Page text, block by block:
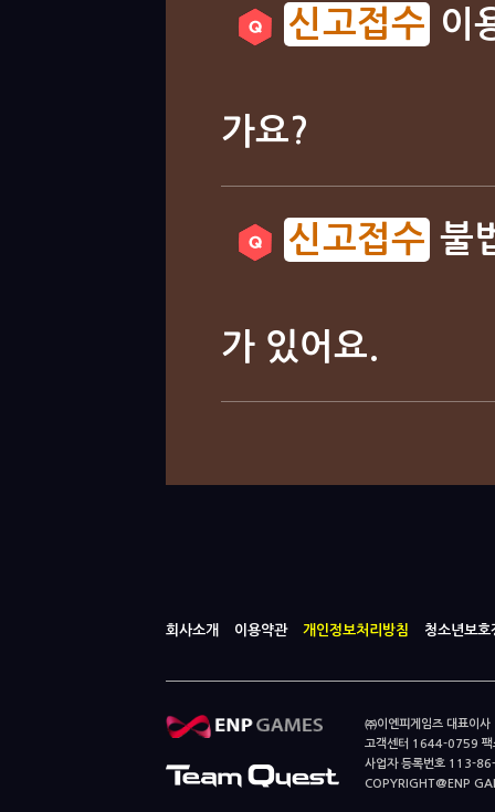
이
가요?
불
가 있어요.
회사소개 이용약관 개인정보처리방침 청소년보호
㈜이엔피게임즈 대표이
고객센터 1644-0759
사업자 등록번호 113-
COPYRIGHT@ENP